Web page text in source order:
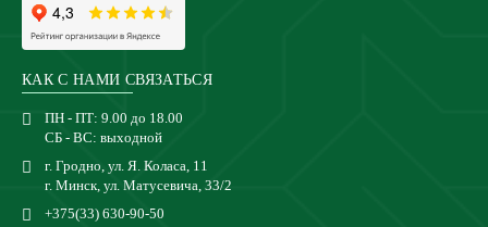
КАК С НАМИ СВЯЗАТЬСЯ
ПН - ПТ: 9.00 до 18.00
СБ - ВС: выходной
г. Гродно, ул. Я. Коласа, 11
г. Минск, ул. Матусевича, 33/2
+375(33) 630-90-50